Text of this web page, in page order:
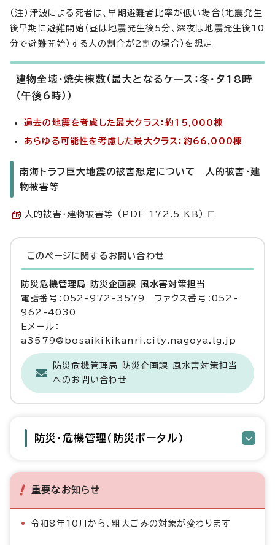
（注）津波による死者は、早期避難者比率が低い場合（地震発生
後早期に避難開始（昼は地震発生後5分、深夜は地震発生後10
分で避難開始）する人の割合が2割の場合）を想定
建物全壊・焼失棟数（最大となるケース：冬・夕18時
（午後6時））
過去の地震を考慮した最大クラス：約15,000棟
あらゆる可能性を考慮した最大クラス：約66,000棟
南海トラフ巨大地震の被害想定について 人的被害・建
物被害等
人的被害・建物被害等 （PDF 172.5 KB）
このページに関する お問い合わせ
防災危機管理局 防災企画課 風水害対策担当
電話番号：052-972-3579 ファクス番号：052-
962-4030
Eメール：
a3579@bosaikikikanri.city.nagoya.lg.jp
防災危機管理局 防災企画課 風水害対策担当
へのお問い合わせ
防災・危機管理（防災ポータル）
重要なお知らせ
令和8年10月から、粗大ごみの対象が変わります